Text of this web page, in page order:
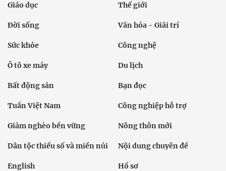
Giáo dục Thế giới
Đời sống Văn hóa - Giải trí
Sức khỏe Công nghệ
Ô tô xe máy Du lịch
Bất động sản Bạn đọc
Tuần Việt Nam Công nghiệp hỗ trợ
Giảm nghèo bền vững Nông thôn mới
Dân tộc thiểu số và miền núi Nội dung chuyên đề
English Hồ sơ